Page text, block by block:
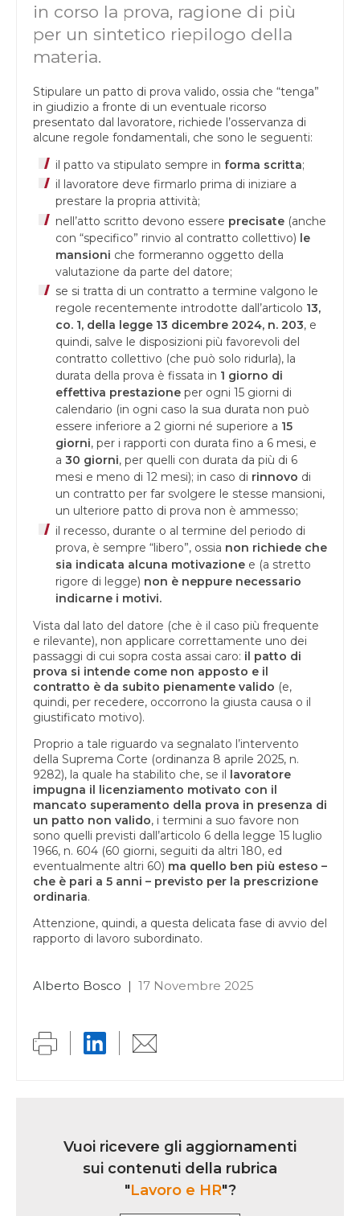
in corso la prova, ragione di più
per un sintetico riepilogo della
materia.
Stipulare un patto di prova valido, ossia che “tenga”
in giudizio a fronte di un eventuale ricorso
presentato dal lavoratore, richiede l’osservanza di
alcune regole fondamentali, che sono le seguenti:
il patto va stipulato sempre in forma scritta;
il lavoratore deve firmarlo prima di iniziare a
prestare la propria attività;
nell’atto scritto devono essere precisate (anche
con “specifico” rinvio al contratto collettivo) le
mansioni che formeranno oggetto della
valutazione da parte del datore;
se si tratta di un contratto a termine valgono le
regole recentemente introdotte dall’articolo 13,
co. 1, della legge 13 dicembre 2024, n. 203, e
quindi, salve le disposizioni più favorevoli del
contratto collettivo (che può solo ridurla), la
durata della prova è fissata in 1 giorno di
effettiva prestazione per ogni 15 giorni di
calendario (in ogni caso la sua durata non può
essere inferiore a 2 giorni né superiore a 15
giorni, per i rapporti con durata fino a 6 mesi, e
a 30 giorni, per quelli con durata da più di 6
mesi e meno di 12 mesi); in caso di rinnovo di
un contratto per far svolgere le stesse mansioni,
un ulteriore patto di prova non è ammesso;
il recesso, durante o al termine del periodo di
prova, è sempre “libero”, ossia non richiede che
sia indicata alcuna motivazione e (a stretto
rigore di legge) non è neppure necessario
indicarne i motivi.
Vista dal lato del datore (che è il caso più frequente
e rilevante), non applicare correttamente uno dei
passaggi di cui sopra costa assai caro: il patto di
prova si intende come non apposto e il
contratto è da subito pienamente valido (e,
quindi, per recedere, occorrono la giusta causa o il
giustificato motivo).
Proprio a tale riguardo va segnalato l’intervento
della Suprema Corte (ordinanza 8 aprile 2025, n.
9282), la quale ha stabilito che, se il lavoratore
impugna il licenziamento motivato con il
mancato superamento della prova in presenza di
un patto non valido, i termini a suo favore non
sono quelli previsti dall’articolo 6 della legge 15 luglio
1966, n. 604 (60 giorni, seguiti da altri 180, ed
eventualmente altri 60) ma quello ben più esteso –
che è pari a 5 anni – previsto per la prescrizione
ordinaria.
Attenzione, quindi, a questa delicata fase di avvio del
rapporto di lavoro subordinato.
Alberto Bosco | 17 Novembre 2025
iscrizioneVuoi ricevere gli aggiornamenti
sui contenuti della rubrica
"Lavoro e HR"?